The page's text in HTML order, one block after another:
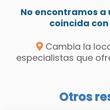
No encontramos
coincida
Cambia la
especialistas que
Otros